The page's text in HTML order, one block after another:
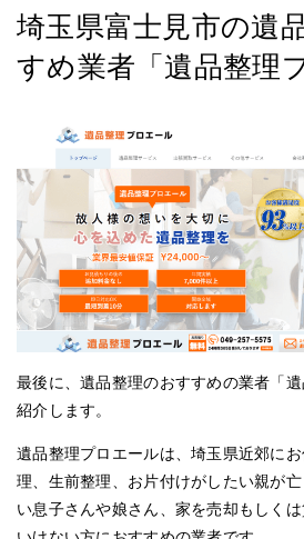
埼玉県富士見市の遺
すめ業者「遺品整理
最後に、遺品整理のおすすめの業者「
紹介します。
遺品整理プロエールは、埼玉県‌近郊に
理、生前整理、お片付けがしたい親が
い息子さんや娘さん、家を売却もしく